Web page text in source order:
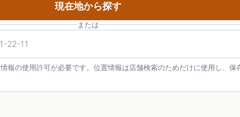
現在地から探す
または
報の使用許可が必要です。位置情報は店舗検索のためだけに使用し、保